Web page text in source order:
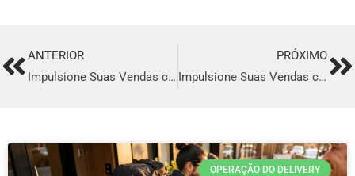
PrevANTERIOR
Impulsione Suas Vendas com o Melhor Sistema de Delivery em Nova Odessa
PRÓXIMO
Impulsione Suas Vendas com o Melhor Sistema de Delivery em Acopiara
OPERAÇÃO DO DELIVERY